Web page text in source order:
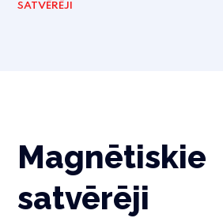
SATVĒRĒJI
Magnētiskie
satvērēji